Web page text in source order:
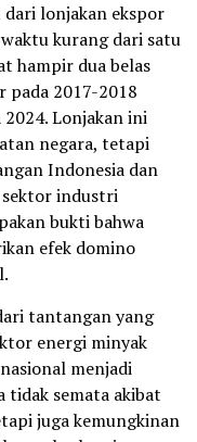
lonjakan ekspor
kurang dari satu
hampir dua belas
pada 2017-2018
Lonjakan ini
negara, tetapi
Indonesia dan
sektor industri
bukti bahwa
efek domino
tantangan yang
energi minyak
menjadi
semata akibat
juga kemungkinan